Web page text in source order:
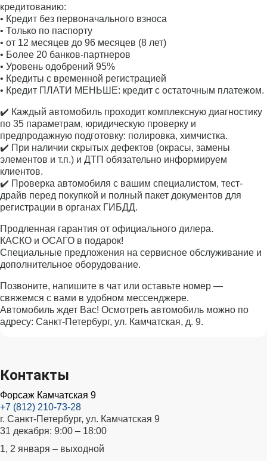
кредитованию:
• Кредит без первоначального взноса
• Только по паспорту
• от 12 месяцев до 96 месяцев (8 лет)
• Более 20 банков-партнеров
• Уровень одобрений 95%
• Кредиты с временной регистрацией
• Кредит ПЛАТИ МЕНЬШЕ: кредит с остаточным платежом.
✔️ Каждый автомобиль проходит комплексную диагностику
по 35 параметрам, юридическую проверку и
предпродажную подготовку: полировка, химчистка.
✔️ При наличии скрытых дефектов (окрасы, замены
элементов и т.п.) и ДТП обязательно информируем
клиентов.
✔️ Проверка автомобиля с вашим специалистом, тест-
драйв перед покупкой и полный пакет документов для
регистрации в органах ГИБДД.
Продленная гарантия от официального дилера.
КАСКО и ОСАГО в подарок!
Специальные предложения на сервисное обслуживание и
дополнительное оборудование.
Позвоните, напишите в чат или оставьте номер —
свяжемся с вами в удобном мессенджере.
Автомобиль ждет Вас! Осмотреть автомобиль можно по
адресу: Санкт-Петербург, ул. Камчатская, д. 9.
Контакты
Форсаж Камчатская 9
+7 (812) 210-73-28
г. Санкт-Петербург, ул. Камчатская 9
31 декабря: 9:00 – 18:00
1, 2 января – выходной